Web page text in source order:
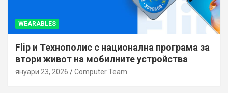
WEARABLES
Flip и Технополис с национална програма за
втори живот на мобилните устройства
януари 23, 2026 Computer Team